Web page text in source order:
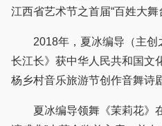
江西省艺术节之首届“百姓大舞
2018年，夏冰编导（主创
长江长》获中华人民共和国文
杨乡村音乐旅游节创作音舞诗
夏冰编导领舞《茉莉花》在